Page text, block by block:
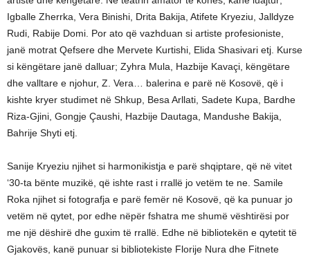
Igballe Zherrka, Vera Binishi, Drita Bakija, Atifete Kryeziu, Jalldyze
Rudi, Rabije Domi. Por ato që vazhduan si artiste profesioniste,
janë motrat Qefsere dhe Mervete Kurtishi, Elida Shasivari etj. Kurse
si këngëtare janë dalluar; Zyhra Mula, Hazbije Kavaçi, këngëtare
dhe valltare e njohur, Z. Vera… balerina e parë në Kosovë, që i
kishte kryer studimet në Shkup, Besa Arllati, Sadete Kupa, Bardhe
Riza-Gjini, Gongje Çaushi, Hazbije Dautaga, Mandushe Bakija,
Bahrije Shyti etj.
Sanije Kryeziu njihet si harmonikistja e parë shqiptare, që në vitet
‘30-ta bënte muzikë, që ishte rast i rrallë jo vetëm te ne. Samile
Roka njihet si fotografja e parë femër në Kosovë, që ka punuar jo
vetëm në qytet, por edhe nëpër fshatra me shumë vështirësi por
me një dëshirë dhe guxim të rrallë. Edhe në bibliotekën e qytetit të
Gjakovës, kanë punuar si bibliotekiste Florije Nura dhe Fitnete